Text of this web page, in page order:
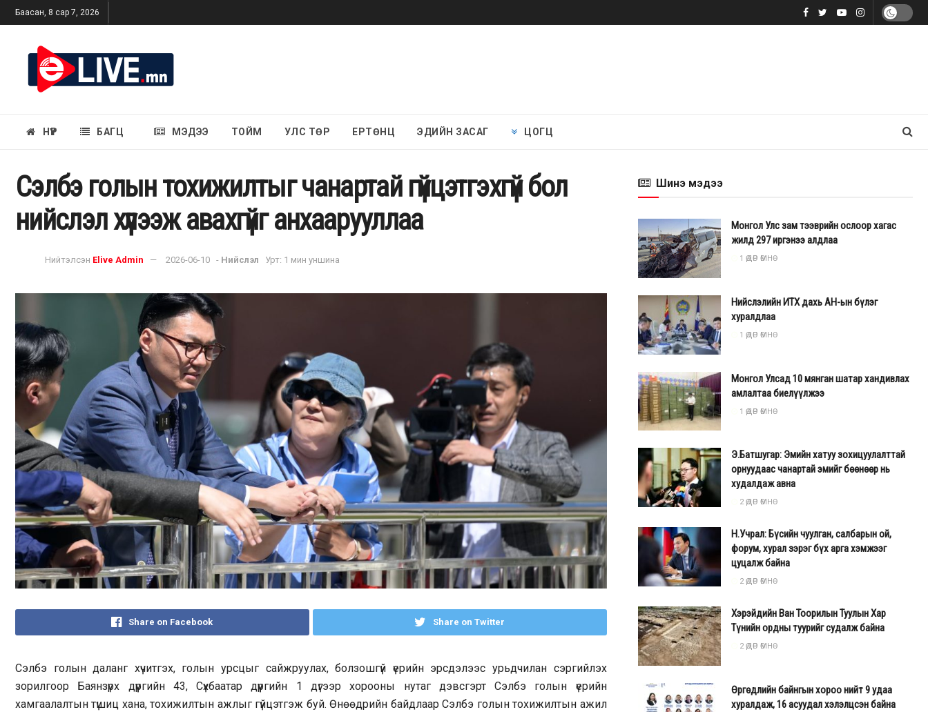
Баасан, 8 сар 7, 2026
НҮҮР БАГЦ МЭДЭЭ ТОЙМ УЛС ТӨР ЕРТӨНЦ ЭДИЙН ЗАСАГ ЦОГЦ
Сэлбэ голын тохижилтыг чанартай гүйцэтгэхгүй бол
нийслэл хүлээж авахгүйг анхаарууллаа
Нийтэлсэн Elive Admin 2026-06-10 - Нийслэл Урт: 1 мин уншина
Share on Facebook Share on Twitter
Сэлбэ голын даланг хүчитгэх, голын урсцыг сайжруулах, болзошгүй үерийн эрсдэлээс урьдчилан сэргийлэх
зорилгоор Баянзүрх дүүргийн 43, Сүхбаатар дүүргийн 1 дүгээр хорооны нутаг дэвсгэрт Сэлбэ голын үерийн
хамгаалалтын түшиц хана, тохижилтын ажлыг гүйцэтгэж буй. Өнөөдрийн байдлаар Сэлбэ голын тохижилтын ажил
Шинэ мэдээ
Монгол Улс зам тээврийн ослоор хагас
жилд 297 иргэнээ алдлаа
1 ӨДӨР ӨМНӨ
Нийслэлийн ИТХ дахь АН-ын бүлэг
хуралдлаа
1 ӨДӨР ӨМНӨ
Монгол Улсад 10 мянган шатар хандивлах
амлалтаа биелүүлжээ
1 ӨДӨР ӨМНӨ
Э.Батшугар: Эмийн хатуу зохицуулалттай
орнуудаас чанартай эмийг бөөнөөр нь
худалдаж авна
2 ӨДӨР ӨМНӨ
Н.Учрал: Бүсийн чуулган, салбарын ой,
форум, хурал зэрэг бүх арга хэмжээг
цуцалж байна
2 ӨДӨР ӨМНӨ
Хэрэйдийн Ван Тоорилын Туулын Хар
Түнийн ордны туурийг судалж байна
2 ӨДӨР ӨМНӨ
Өргөдлийн байнгын хороо нийт 9 удаа
хуралдаж, 16 асуудал хэлэлцсэн байна